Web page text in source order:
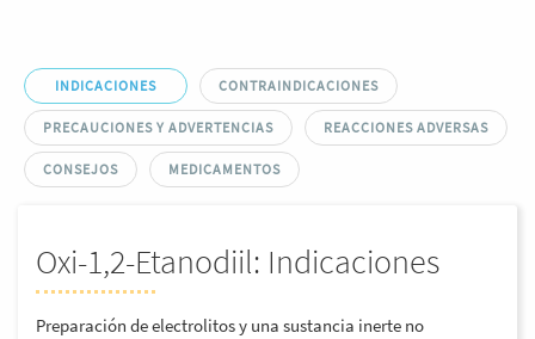
INDICACIONES CONTRAINDICACIONES
PRECAUCIONES Y ADVERTENCIAS REACCIONES ADVERSAS
CONSEJOS MEDICAMENTOS
Oxi-1,2-Etanodiil: Indicaciones
Preparación de electrolitos y una sustancia inerte no